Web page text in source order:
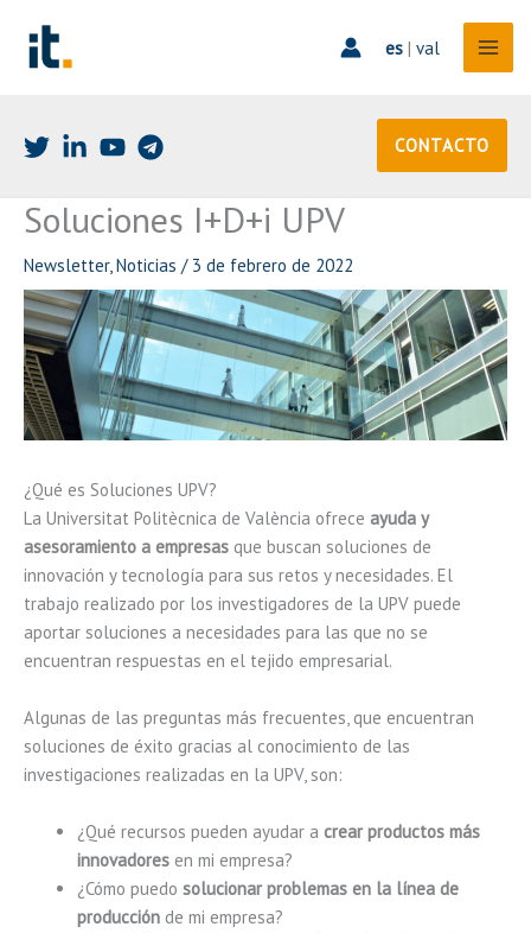
contenido
es| val
CONTACTO
Soluciones I+D+i UPV
Newsletter,Noticias / 3 de febrero de 2022
¿Qué es Soluciones UPV?
La Universitat Politècnica de València ofrece ayuda y
asesoramiento a empresas que buscan soluciones de
innovación y tecnología para sus retos y necesidades. El
trabajo realizado por los investigadores de la UPV puede
aportar soluciones a necesidades para las que no se
encuentran respuestas en el tejido empresarial.
Algunas de las preguntas más frecuentes, que encuentran
soluciones de éxito gracias al conocimiento de las
investigaciones realizadas en la UPV, son:
¿Qué recursos pueden ayudar a crear productos más
innovadores en mi empresa?
¿Cómo puedo solucionar problemas en la línea de
producción de mi empresa?